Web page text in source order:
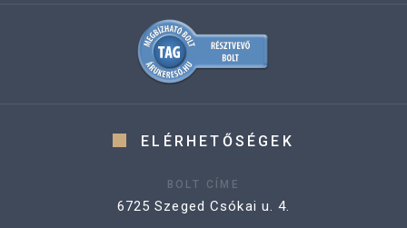
ELÉRHETŐSÉGEK
BOLT CÍME
6725 Szeged Csókai u. 4.